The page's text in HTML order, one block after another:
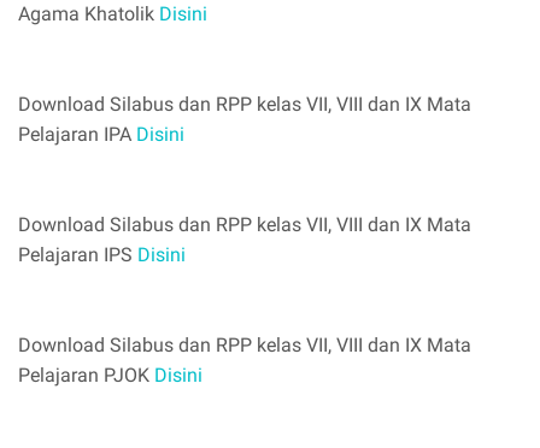
Agama Khatolik Disini
Download Silabus dan RPP kelas VII, VIII dan IX Mata
Pelajaran IPA Disini
Download Silabus dan RPP kelas VII, VIII dan IX Mata
Pelajaran IPS Disini
Download Silabus dan RPP kelas VII, VIII dan IX Mata
Pelajaran PJOK Disini